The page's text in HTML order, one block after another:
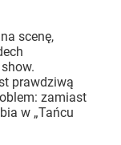
scenę,
prawdziwą
zamiast
w „Tańcu